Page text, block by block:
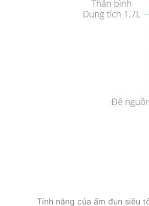
Tính năng của ấm đun siêu